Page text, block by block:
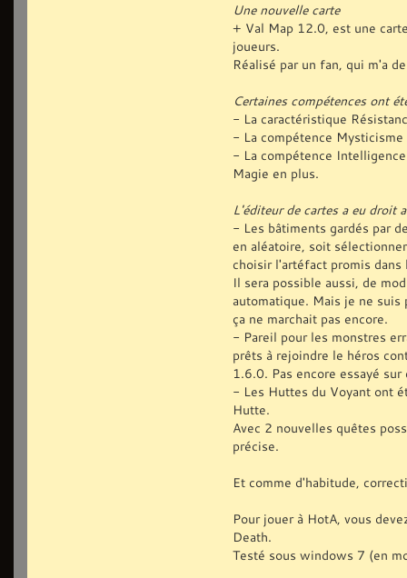
Une nouvelle carte
+ Val Map 12.0, est une
joueurs.
Réalisé par un fan, qui m'a
Certaines compétences ont
- La caractéristique
- La compétence
- La compétence
Magie en plus.
L'éditeur de cartes a eu droit
- Les bâtiments gardés par
en aléatoire, soit
choisir l'artéfact promis dans
Il sera possible aussi, de
automatique. Mais je ne
ça ne marchait pas encore.
- Pareil pour les monstres
prêts à rejoindre le héros
1.6.0. Pas encore essayé
- Les Huttes du Voyant ont
Hutte.
Avec 2 nouvelles quêtes
précise.
Et comme d'habitude,
Pour jouer à HotA, vous
Death.
Testé sous windows 7 (en